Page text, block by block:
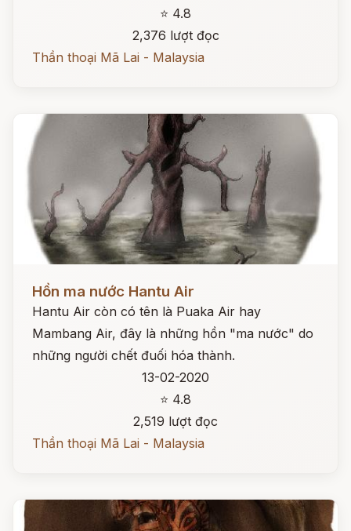
⭐ 4.8
2,376 lượt đọc
Thần thoại Mã Lai - Malaysia
Đọc ngay
Hồn ma nước Hantu Air
Hantu Air còn có tên là Puaka Air hay
Mambang Air, đây là những hồn "ma nước" do
những người chết đuối hóa thành.
13-02-2020
⭐ 4.8
2,519 lượt đọc
Thần thoại Mã Lai - Malaysia